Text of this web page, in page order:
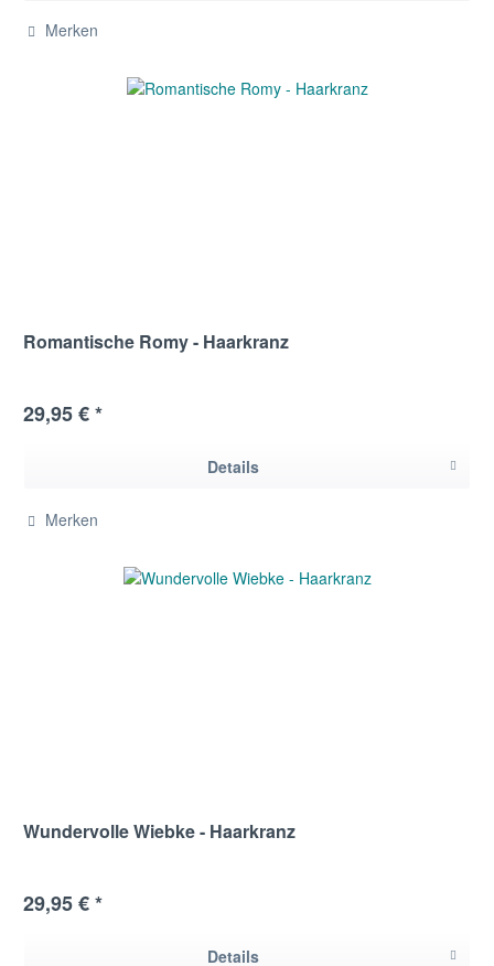
Merken
Romantische Romy - Haarkranz
29,95 € *
Details
Merken
Wundervolle Wiebke - Haarkranz
29,95 € *
Details